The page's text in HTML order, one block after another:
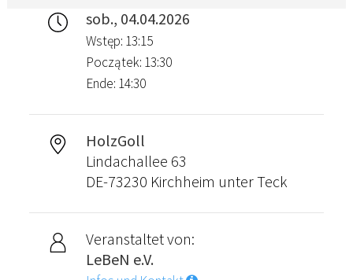
sob., 04.04.2026
Wstęp: 13:15
Początek: 13:30
Ende: 14:30
HolzGoll
Lindachallee 63
DE-73230 Kirchheim unter Teck
Veranstaltet von:
LeBeN e.V.